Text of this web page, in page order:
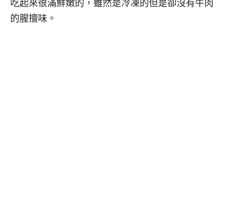
吃起來很滿鮮嫩的，雖然是冷凍的但是卻沒有牛肉
的腥擅味。